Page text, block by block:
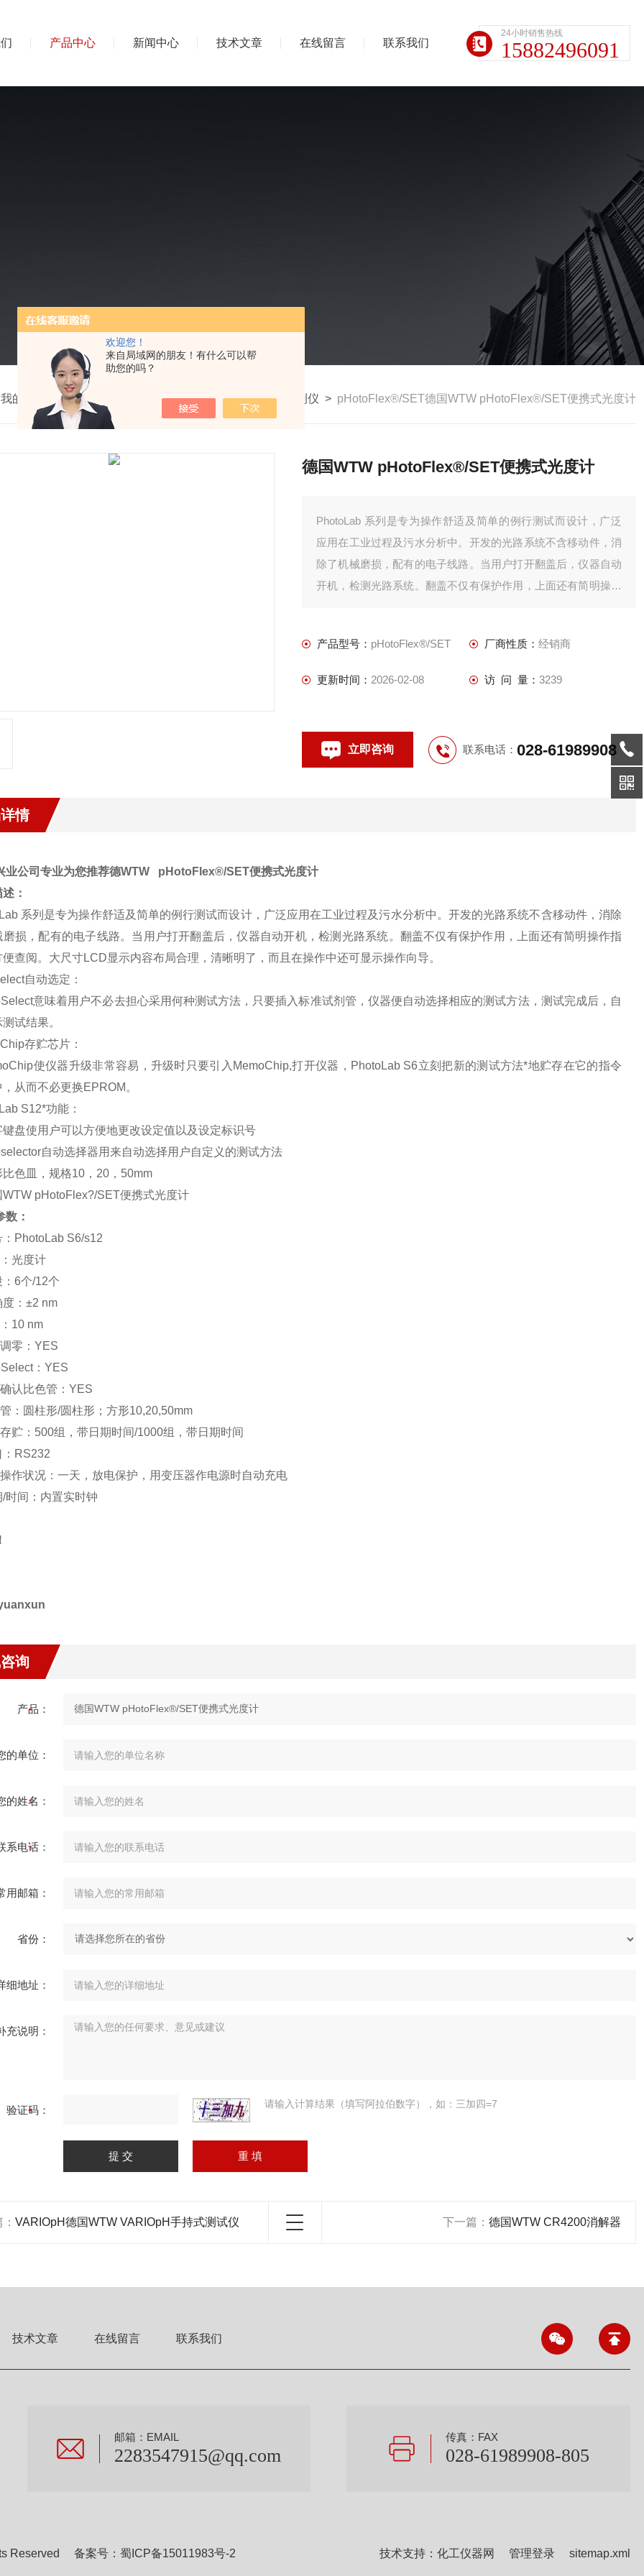
欢迎您！
来自局域网的朋友！有什么可以帮
助您的吗？
产品中心 新闻中心 技术文章 在线留言 联系我们
24小时销售热线
15882496091
我的位置： 首页> >水质检测仪 >水质安全检测仪 > pHotoFlex®/SET德国WTW pHotoFlex®/SET便携式光度计
德国WTW pHotoFlex®/SET便携式光度计
PhotoLab 系列是专为操作舒适及简单的例行测试而设计，广泛
应用在工业过程及污水分析中。开发的光路系统不含移动件，消
除了机械磨损，配有的电子线路。当用户打开翻盖后，仪器自动
开机，检测光路系统。翻盖不仅有保护作用，上面还有简明操作
产品型号： pHotoFlex®/SET 厂商性质： 经销商
更新时间： 2026-02-08 访 问 量： 3239
立即咨询 联系电话： 028-61989908
情
业公司专业为您推荐德WTW
pHotoFlex®/SET便携式光度计
：
系列是专为操作舒适及简单的例行测试而设计，广泛应用在工业过程及污水分析中。开发的光路系统不含移动件，消除
磨损，配有的电子线路。当用户打开翻盖后，仪器自动开机，检测光路系统。翻盖不仅有保护作用，上面还有简明操作指
便查阅。大尺寸LCD显示内容布局合理，清晰明了，而且在操作中还可显示操作向导。
自动选定：
意味着用户不必去担心采用何种测试方法，只要插入标准试剂管，仪器便自动选择相应的测试方法，测试完成后，自
试结果。
存贮芯片：
使仪器升级非常容易，升级时只要引入 MemoChip,打开仪器， PhotoLab S6立刻把新的测试方法*地贮存在它的指令
，从而不必更换EPROM 。
S12*功能：
键盘使用户可以方便地更改设定值以及设定标识号
自动选择器用来自动选择用户自定义的测试方法
比色皿，规格10 ， 20 ， 50mm
数：
PhotoLab S6/s12
光度计
6个/12个
： ±2 nm
10 nm
零： YES
： YES
认比色管： YES
：圆柱形/圆柱形；方形10,20,50mm
贮： 500组，带日期时间/1000组，带日期时间
RS232
作状况：一天，放电保护，用变压器作电源时自动充电
/时间：内置实时钟
询
产品：
的单位：
的姓名：
系电话：
用邮箱：
省份：
细地址：
充说明：
验证码： 请输入计算结果（填写阿拉伯数字），如：三加四=7
VARIOpH德国WTW VARIOpH手持式测试仪 下一篇： 德国WTW CR4200消解器
技术文章 在线留言 联系我们
邮箱：EMAIL
2283547915@qq.com
传真：FAX
028-61989908-805
Reserved 备案号： 蜀ICP备15011983号-2 技术支持：化工仪器网 管理登录 sitemap.xml